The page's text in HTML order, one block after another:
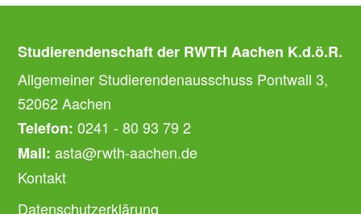
Studierendenschaft der RWTH Aachen K.d.ö.R.
Allgemeiner Studierendenausschuss Pontwall 3,
52062 Aachen
Telefon: 0241 - 80 93 79 2
Mail: asta@rwth-aachen.de
Kontakt
Datenschutzerklärung